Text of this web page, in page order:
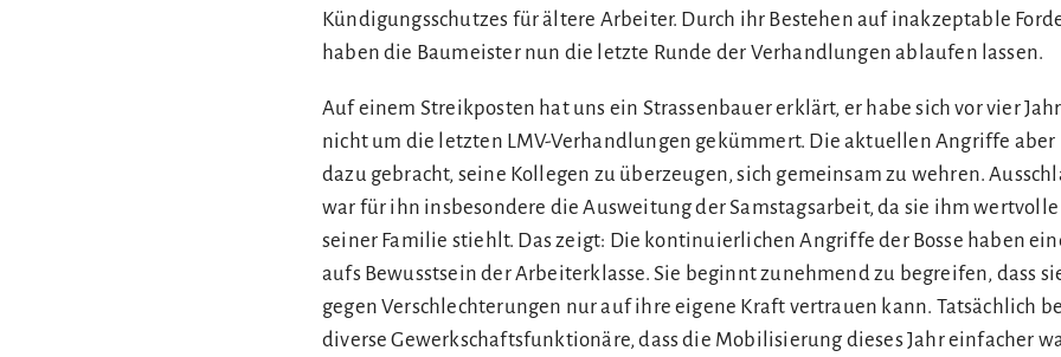
Kündigungsschutzes für ältere Arbeiter. Durch ihr Bestehen auf inakzeptable
haben die Baumeister nun die letzte Runde der Verhandlungen ablaufen lassen.
Auf einem Streikposten hat uns ein Strassenbauer erklärt, er habe sich vor vier
nicht um die letzten LMV-Verhandlungen gekümmert. Die aktuellen Angriffe
dazu gebracht, seine Kollegen zu überzeugen, sich gemeinsam zu wehren.
war für ihn insbesondere die Ausweitung der Samstagsarbeit, da sie ihm
seiner Familie stiehlt. Das zeigt: Die kontinuierlichen Angriffe der Bosse haben
aufs Bewusstsein der Arbeiterklasse. Sie beginnt zunehmend zu begreifen, dass
gegen Verschlechterungen nur auf ihre eigene Kraft vertrauen kann. Tatsächlich
diverse Gewerkschaftsfunktionäre, dass die Mobilisierung dieses Jahr einfacher